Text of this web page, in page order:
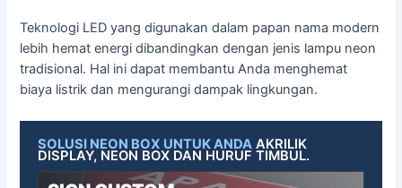
Teknologi LED yang digunakan dalam papan nama modern
lebih hemat energi dibandingkan dengan jenis lampu neon
tradisional. Hal ini dapat membantu Anda menghemat
biaya listrik dan mengurangi dampak lingkungan.
SOLUSI NEON BOX UNTUK ANDA AKRILIK
DISPLAY, NEON BOX DAN HURUF TIMBUL.